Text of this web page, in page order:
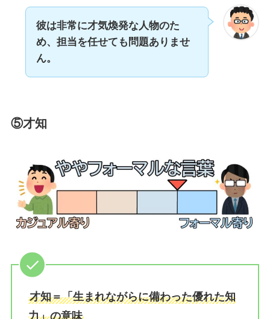
彼は非常に才気煥発な人物のた
め、担当を任せても 問題ありませ
ん。
⑤才知
才知＝「生まれながらに備わった優れた知
力」の意味